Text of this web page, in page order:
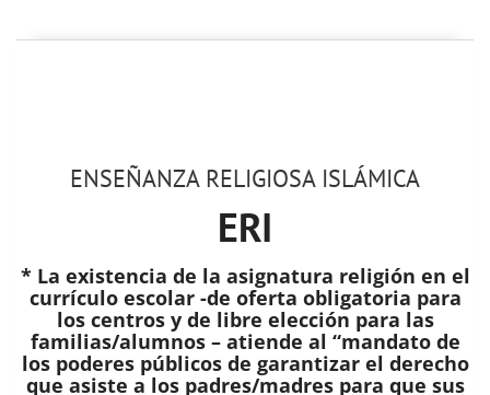
ENSEÑANZA RELIGIOSA ISLÁMICA
ERI
* La existencia de la asignatura religión en el
currículo escolar -de oferta obligatoria para
los centros y de libre elección para las
familias/alumnos – atiende al “mandato de
los poderes públicos de garantizar el derecho
que asiste a los padres/madres para que sus